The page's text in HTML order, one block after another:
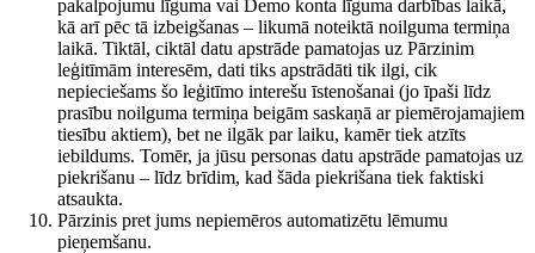
pakalpojumu līguma vai Demo konta līguma darbības laikā,
kā arī pēc tā izbeigšanas – likumā noteiktā noilguma termiņa
laikā. Tiktāl, ciktāl datu apstrāde pamatojas uz Pārzinim
leģitīmām interesēm, dati tiks apstrādāti tik ilgi, cik
nepieciešams šo leģitīmo interešu īstenošanai (jo īpaši līdz
prasību noilguma termiņa beigām saskaņā ar piemērojamajiem
tiesību aktiem), bet ne ilgāk par laiku, kamēr tiek atzīts
iebildums. Tomēr, ja jūsu personas datu apstrāde pamatojas uz
piekrišanu – līdz brīdim, kad šāda piekrišana tiek faktiski
atsaukta.
Pārzinis pret jums nepiemēros automatizētu lēmumu
pieņemšanu.